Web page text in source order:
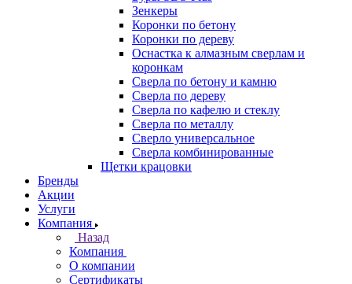
Зенкеры
Коронки по бетону
Коронки по дереву
Оснастка к алмазным сверлам и
коронкам
Сверла по бетону и камню
Сверла по дереву
Сверла по кафелю и стеклу
Сверла по металлу
Сверло универсальное
Сверла комбинированные
Щетки крацовки
Бренды
Акции
Услуги
Компания
Назад
Компания
О компании
Сертификаты